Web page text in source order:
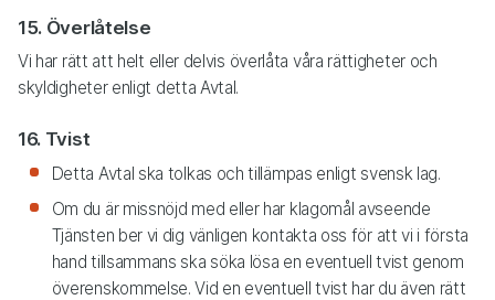
15. Överlåtelse
Vi har rätt att helt eller delvis överlåta våra rättigheter och
skyldigheter enligt detta Avtal.
16. Tvist
Detta Avtal ska tolkas och tillämpas enligt svensk lag.
Om du är missnöjd med eller har klagomål avseende
Tjänsten ber vi dig vänligen kontakta oss för att vi i första
hand tillsammans ska söka lösa en eventuell tvist genom
överenskommelse. Vid en eventuell tvist har du även rätt